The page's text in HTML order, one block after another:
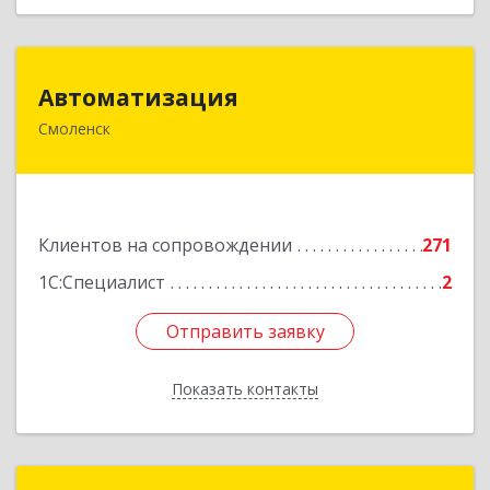
Автоматизация
Смоленск
Клиентов на сопровождении
271
1С:Специалист
2
Отправить заявку
Показать контакты
214019, Смоленская обл, Смоленск г, Марии
Отправить заявку
Назад